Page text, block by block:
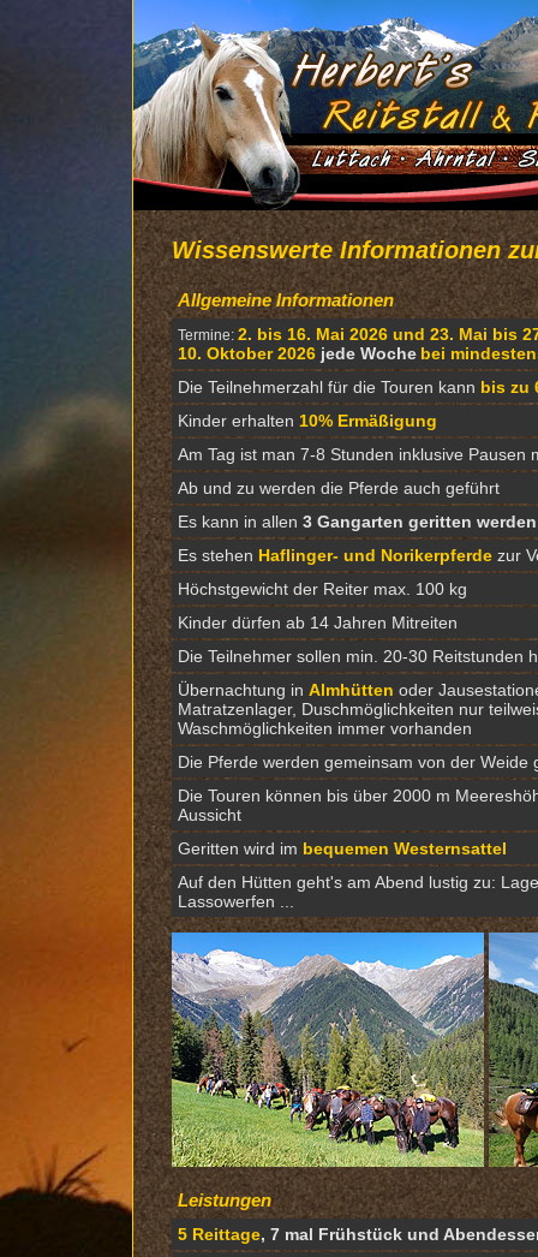
Wissenswerte Informationen
Allgemeine Informationen
Termine: 2. bis 16. Mai 2026 und 23. Mai bis
10. Oktober 2026 jede Woche bei
Die Teilnehmerzahl für die Touren kann bis zu
Kinder erhalten 10% Ermäßigung
Am Tag ist man 7-8 Stunden inklusive Pausen
Ab und zu werden die Pferde auch geführt
Es kann in allen 3 Gangarten geritten werden
Es stehen Haflinger- und Norikerpferde zur
Höchstgewicht der Reiter max. 100 kg
Kinder dürfen ab 14 Jahren Mitreiten
Die Teilnehmer sollen min. 20-30 Reitstunden
Übernachtung in Almhütten oder
Matratzenlager, Duschmöglichkeiten nur
Waschmöglichkeiten immer vorhanden
Die Pferde werden gemeinsam von der
Die Touren können bis über 2000 m
Aussicht
Geritten wird im bequemen Westernsattel
Auf den Hütten geht's am Abend lustig zu:
Lassowerfen ...
Leistungen
5 Reittage, 7 mal Frühstück und